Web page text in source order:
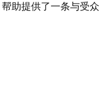
帮助提供了一条与受众